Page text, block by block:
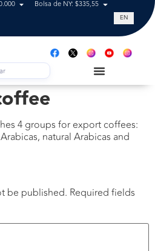
Bolsa de NY: $335,55 Tasa de
EN
4 groups for export coffees:
natural Arabicas and
be published. Required fields